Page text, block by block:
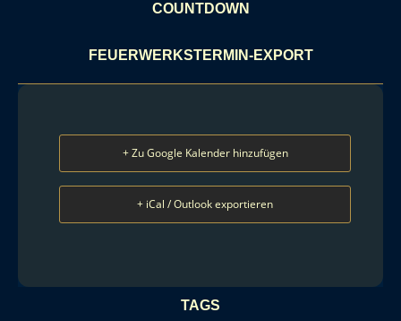
COUNTDOWN
FEUERWERKSTERMIN-EXPORT
+ Zu Google Kalender hinzufügen
+ iCal / Outlook exportieren
TAGS